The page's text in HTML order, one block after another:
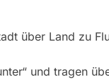
über Land zu
und tragen